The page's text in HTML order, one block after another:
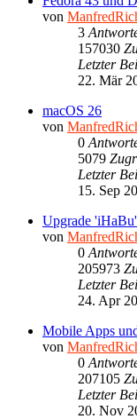
von
3
157030
Letzter
22. Mär
macOS 26
von
0
5079
Letzter
15. Sep
Upgrade
von
0
205973
Letzter
24. Apr
Mobile Apps
von
0
207105
Letzter
20. Nov